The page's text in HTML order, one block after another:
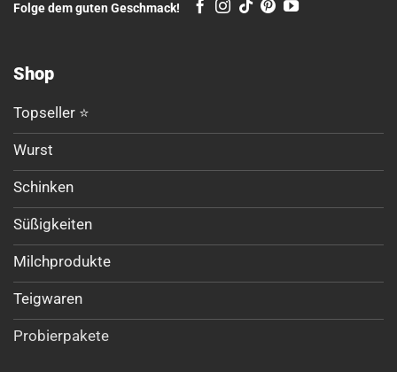
Folge dem guten Geschmack!
Shop
Topseller ⭐
Wurst
Schinken
Süßigkeiten
Milchprodukte
Teigwaren
Probierpakete